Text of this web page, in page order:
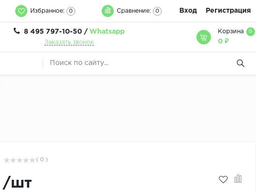
Избранное: 0 Сравнение: 0 Вход Регистрация
8 495 797-10-50 / Whatsapp
Заказать звонок
Корзина 0
0 ₽
( 0 )
/шт